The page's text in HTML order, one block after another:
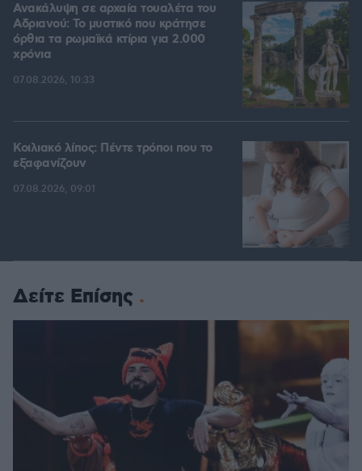
Ανακάλυψη σε αρχαία τουαλέτα του
Αδριανού: Το μυστικό που κράτησε
όρθια τα ρωμαϊκά κτίρια για 2.000
χρόνια
07.08.2026, 10:33
Κοιλιακό λίπος: Πέντε τρόποι που το
εξαφανίζουν
07.08.2026, 09:01
Δείτε Επίσης